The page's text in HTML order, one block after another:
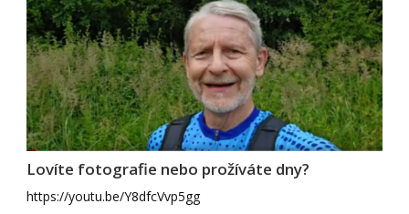
Lovíte fotografie nebo prožíváte dny?
https://youtu.be/Y8dfcVvp5gg